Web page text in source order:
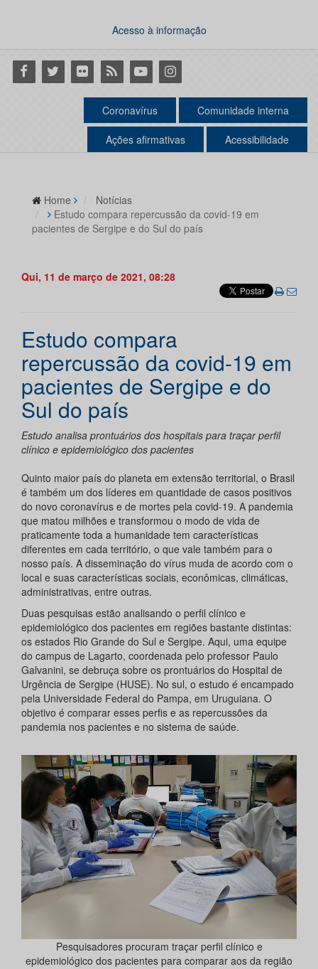
Acesso à informação
Facebook
Twitter Flickr RSS YoutubeInstagram
Coronavírus Comunidade interna
Ações afirmativas Acessibilidade
Home
Notícias
Estudo compara repercussão da covid-19 em
pacientes de Sergipe e do Sul do país
Qui, 11 de março de 2021, 08:28
Estudo compara
repercussão da covid-19 em
pacientes de Sergipe e do
Sul do país
Estudo analisa prontuários dos hospitais para traçar perfil
clínico e epidemiológico dos pacientes
Quinto maior país do planeta em extensão territorial, o Brasil
é também um dos líderes em quantidade de casos positivos
do novo coronavírus e de mortes pela covid-19. A pandemia
que matou milhões e transformou o modo de vida de
praticamente toda a humanidade tem características
diferentes em cada território, o que vale também para o
nosso país. A disseminação do vírus muda de acordo com o
local e suas características sociais, econômicas, climáticas,
administrativas, entre outras.
Duas pesquisas estão analisando o perfil clínico e
epidemiológico dos pacientes em regiões bastante distintas:
os estados Rio Grande do Sul e Sergipe. Aqui, uma equipe
do campus de Lagarto, coordenada pelo professor Paulo
Galvanini, se debruça sobre os prontuários do Hospital de
Urgência de Sergipe (HUSE). No sul, o estudo é encampado
pela Universidade Federal do Pampa, em Uruguiana. O
objetivo é comparar esses perfis e as repercussões da
pandemia nos pacientes e no sistema de saúde.
Pesquisadores procuram traçar perfil clínico e
epidemiológico dos pacientes para comparar aos da região